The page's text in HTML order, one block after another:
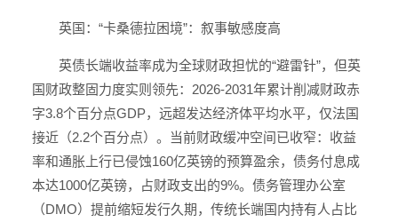
英国：“卡桑德拉困境”：叙事敏感度高
英债长端收益率成为全球财政担忧的“避雷针”，但英
国财政整固力度实则领先：2026-2031年累计削减财政赤
字3.8个百分点GDP，远超发达经济体平均水平，仅法国
接近（2.2个百分点）。当前财政缓冲空间已收窄：收益
率和通胀上行已侵蚀160亿英镑的预算盈余，债务付息成
本达1000亿英镑，占财政支出的9%。债务管理办公室
（DMO）提前缩短发行久期，传统长端国内持有人占比